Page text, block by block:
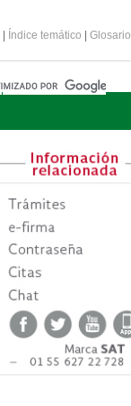
| Índice temático | Glosario